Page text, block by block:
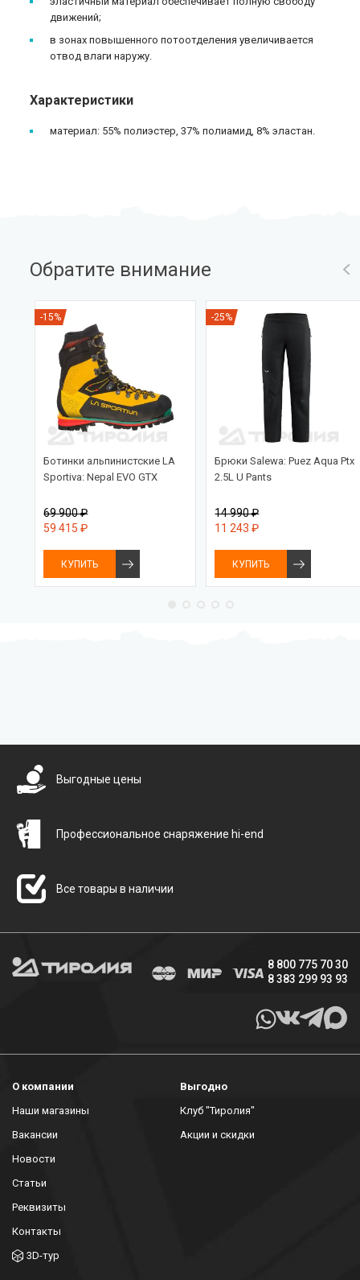
движений;
в зонах повышенного потоотделения увеличивается
отвод влаги наружу.
Характеристики
материал: 55% полиэстер, 37% полиамид, 8% эластан.
Обратите внимание
-15%
Ботинки альпинистские LA
Sportiva: Nepal EVO GTX
69 900 ₽
59 415 ₽
КУПИТЬ
-25%
Брюки Salewa: Puez Aqua Ptx
2.5L U Pants
14 990 ₽
11 243 ₽
КУПИТЬ
Выгодные цены
Профессиональное снаряжение hi-end
Все товары в наличии
8 800 775 70 30
8 383 299 93 93
О компании
Наши магазины
Вакансии
Новости
Статьи
Реквизиты
Контакты
3D-тур
Выгодно
Клуб "Тиролия"
Акции и скидки